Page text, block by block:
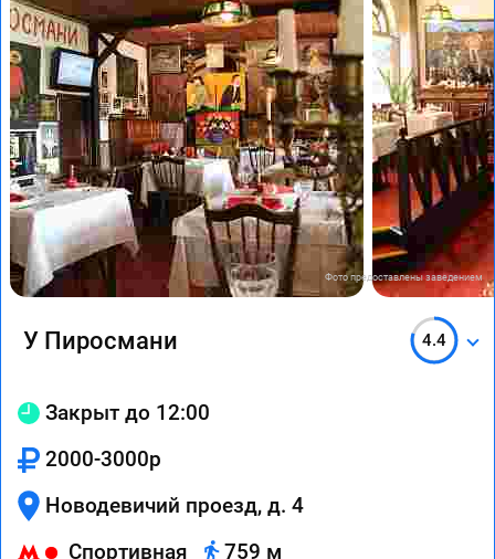
Фото предоставлены заведением
У Пиросмани 4.4
Закрыт до 12:00
2000-3000р
Новодевичий проезд, д. 4
Спортивная
759 м